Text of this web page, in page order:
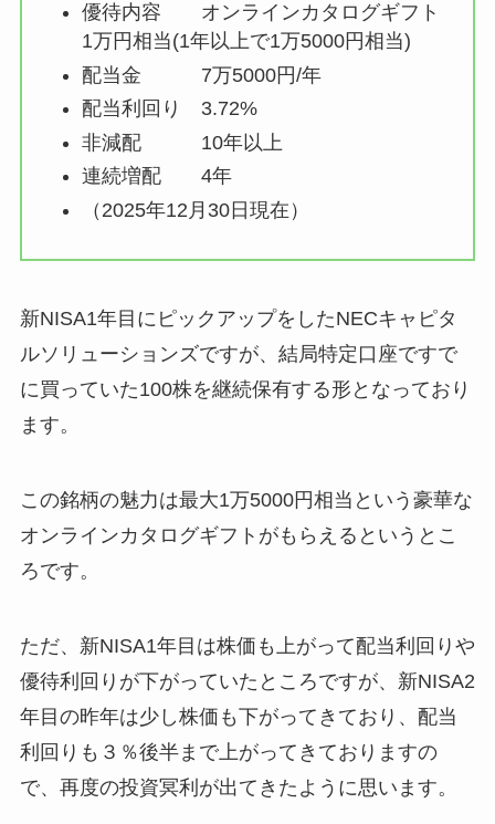
優待内容 オンラインカタログギフト
1万円相当(1年以上で1万5000円相当)
配当金 7万5000円/年
配当利回り 3.72%
非減配 10年以上
連続増配 4年
（2025年12月30日現在）
新NISA1年目にピックアップをしたNECキャピタ
ルソリューションズですが、結局特定口座ですで
に買っていた100株を継続保有する形となっており
ます。
この銘柄の魅力は最大1万5000円相当という豪華な
オンラインカタログギフトがもらえるというとこ
ろです。
ただ、新NISA1年目は株価も上がって配当利回りや
優待利回りが下がっていたところですが、新NISA2
年目の昨年は少し株価も下がってきており、配当
利回りも３％後半まで上がってきておりますの
で、再度の投資冥利が出てきたように思います。